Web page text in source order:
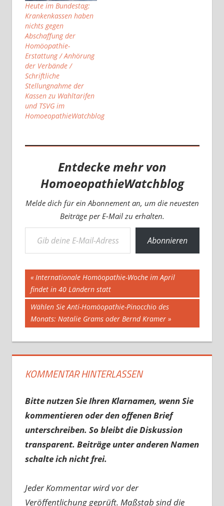
Heute im Bundestag:
Krankenkassen haben
nichts gegen
Abschaffung der
Homöopathie-
Erstattung / Anhörung
der Verbände /
Schriftliche
Stellungnahme der
Kassen zu Wahltarifen
und TSVG im
HomoeopathieWatchblog
Entdecke mehr von
HomoeopathieWatchblog
Melde dich für ein Abonnement an, um die neuesten
Beiträge per E-Mail zu erhalten.
Gib deine E-Mail-Adresse ein ...
Abonnieren
Beitragsnavigation
Vorheriger
Beitrag:
Internationale Homöopathie-Woche im April
findet in 40 Ländern statt
Nächster
Beitrag:
Wählen Sie Anti-Homöopathie-Pinocchio des
Monats: Natalie Grams oder Bernd Kramer
KOMMENTAR HINTERLASSEN
Bitte nutzen Sie Ihren Klarnamen, wenn Sie
kommentieren oder den offenen Brief
unterschreiben. So bleibt die Diskussion
transparent. Beiträge unter anderen Namen
schalte ich nicht frei.
Jeder Kommentar wird vor der
Veröffentlichung geprüft. Maßstab sind die